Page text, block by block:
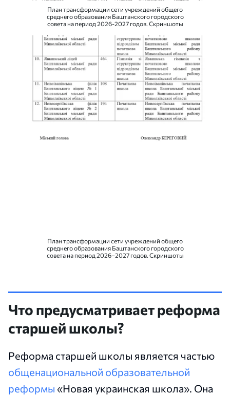
План трансформации сети учреждений общего
среднего образования Баштанского городского
совета на период 2026-2027 годов. Скриншоты
План трансформации сети учреждений общего
среднего образования Баштанского городского
совета на период 2026–2027 годов. Скриншоты
Что предусматривает реформа
старшей школы?
Реформа старшей школы является частью
общенациональной образовательной
реформы «Новая украинская школа». Она